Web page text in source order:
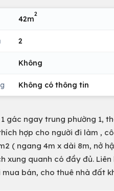
42m
2
2
Không
Không có thông tin
gác ngay trung phường 1,
hợp cho người đi làm ,
( ngang 4m x dài 8m, nở
xung quanh có đầy đủ.
mua bán, cho thuê nhà đất